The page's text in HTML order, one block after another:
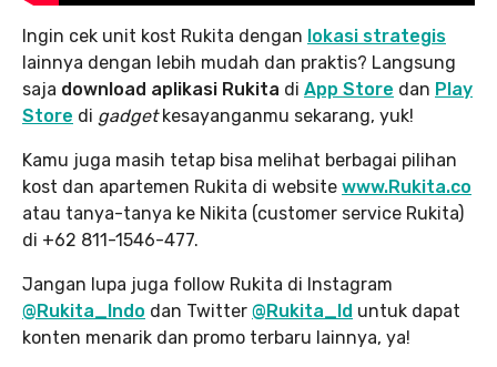
Ingin cek unit kost Rukita dengan lokasi strategis
lainnya dengan lebih mudah dan praktis? Langsung
saja download aplikasi Rukita di App Store dan Play
Store di gadget kesayanganmu sekarang, yuk!
Kamu juga masih tetap bisa melihat berbagai pilihan
kost dan apartemen Rukita di website www.Rukita.co
atau tanya-tanya ke Nikita (customer service Rukita)
di +62 811-1546-477.
Jangan lupa juga follow Rukita di Instagram
@Rukita_Indo dan Twitter @Rukita_Id untuk dapat
konten menarik dan promo terbaru lainnya, ya!